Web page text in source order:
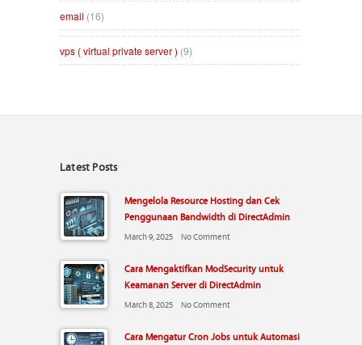
email (16)
vps ( virtual private server ) (9)
Latest Posts
Mengelola Resource Hosting dan Cek
Penggunaan Bandwidth di DirectAdmin
March 9, 2025 No Comment
Cara Mengaktifkan ModSecurity untuk
Keamanan Server di DirectAdmin
March 8, 2025 No Comment
Cara Mengatur Cron Jobs untuk Automasi